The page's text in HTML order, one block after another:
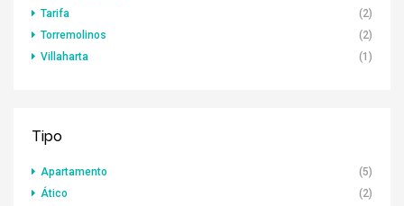
Tarifa
(2)
Torremolinos
(2)
Villaharta
(1)
Tipo
Apartamento
(5)
Ático
(2)